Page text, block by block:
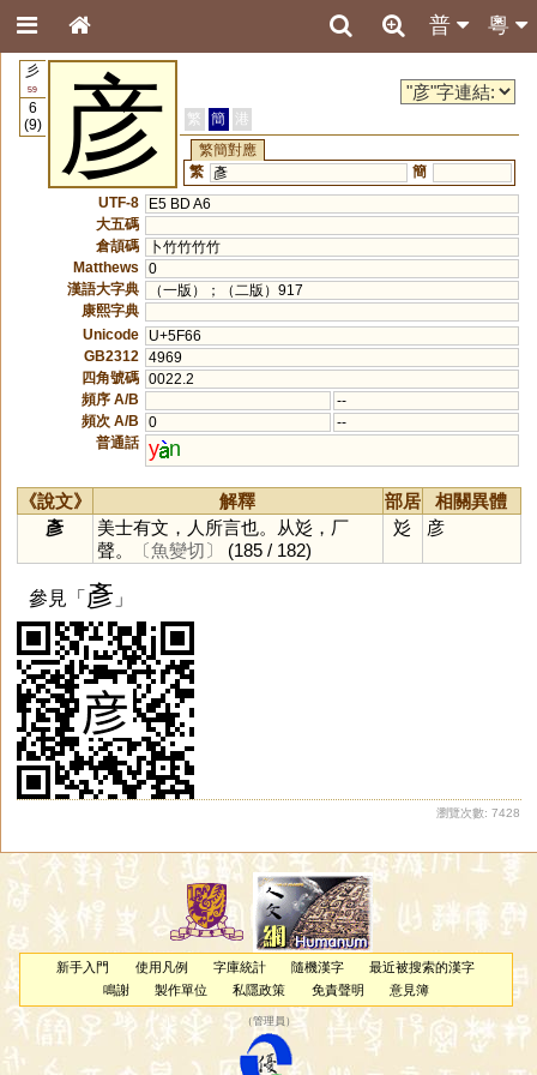
粵
普
彡
59
6
(9)
彦 繁 簡
港
繁簡對應
繁
彥
簡
UTF-8
E5 BD A6
大五碼
倉頡碼
卜竹竹竹竹
Matthews
0
漢語大字典
（一版）；（二版）917
康熙字典
Unicode
U+5F66
GB2312
4969
四角號碼 0022.2
頻序 A/B
--
頻次 A/B
0
--
普通話 y n
《說文》 解釋 部居
相關異體
彥
美士有文，人所言也。从彣，厂
聲。
〔魚變切〕 (185 / 182)
彣 彦
參見「彥 」
瀏覽次數: 7428
新手入門 使用凡例 字庫統計 隨機漢字
最近被搜索的漢字
鳴謝
製作單位 私隱政策 免責聲明 意見簿
（管理員 ）